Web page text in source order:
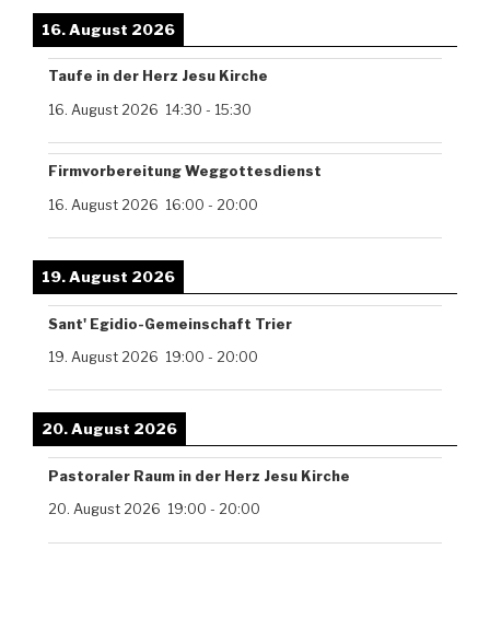
16. August 2026
Taufe in der Herz Jesu Kirche
16. August 2026 14:30 - 15:30
Firmvorbereitung Weggottesdienst
16. August 2026 16:00 - 20:00
19. August 2026
Sant' Egidio-Gemeinschaft Trier
19. August 2026 19:00 - 20:00
20. August 2026
Pastoraler Raum in der Herz Jesu Kirche
20. August 2026 19:00 - 20:00